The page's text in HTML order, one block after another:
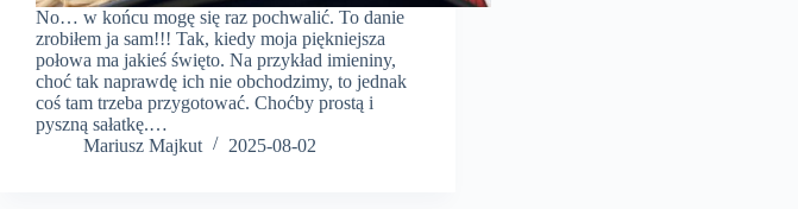
No… w końcu mogę się raz pochwalić. To danie
zrobiłem ja sam!!! Tak, kiedy moja piękniejsza
połowa ma jakieś święto. Na przykład imieniny,
choć tak naprawdę ich nie obchodzimy, to jednak
coś tam trzeba przygotować. Choćby prostą i
pyszną sałatkę.…
Mariusz Majkut
2025-08-02